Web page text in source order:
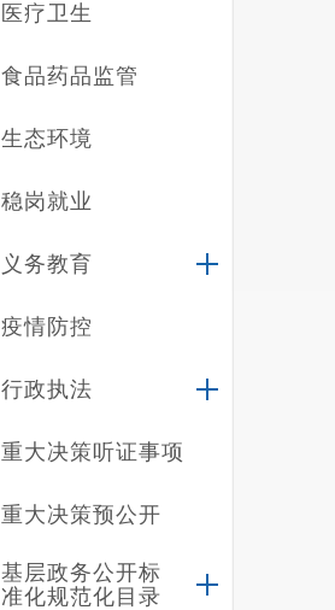
医疗卫生
食品药品监管
生态环境
稳岗就业
义务教育
疫情防控
行政执法
重大决策听证事项
重大决策预公开
基层政务公开标
准化规范化目录